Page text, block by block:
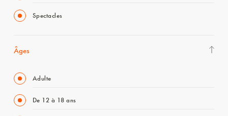
Spectacles
Âges
Adulte
De 12 à 18 ans